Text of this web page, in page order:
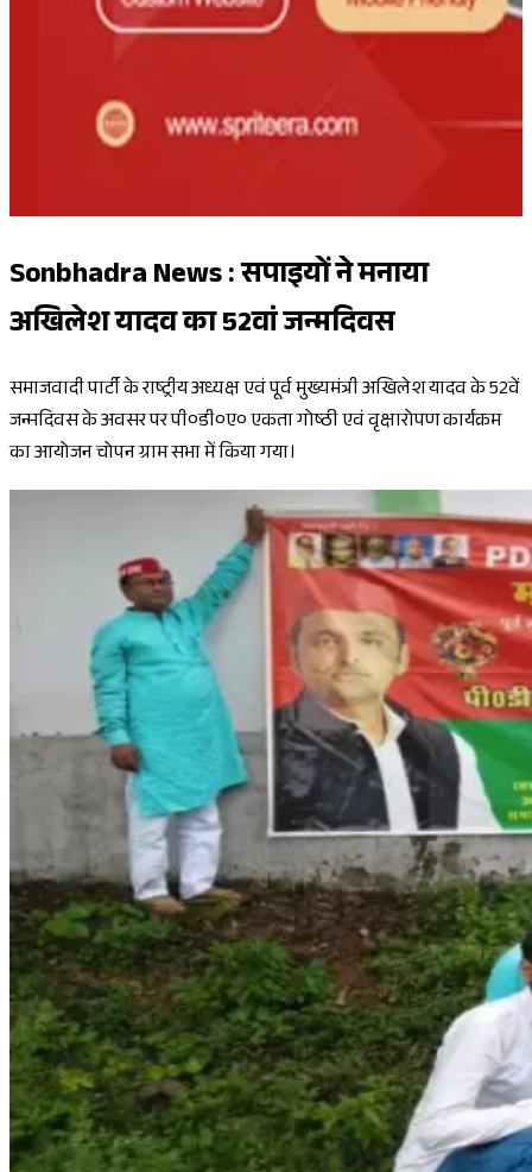
Sonbhadra News : सपाइयों ने मनाया
अखिलेश यादव का 52वां जन्मदिवस
समाजवादी पार्टी के राष्ट्रीय अध्यक्ष एवं पूर्व मुख्यमंत्री अखिलेश यादव के 52वें
जन्मदिवस के अवसर पर पी०डी०ए० एकता गोष्ठी एवं वृक्षारोपण कार्यक्रम
का आयोजन चोपन ग्राम सभा में किया गया।